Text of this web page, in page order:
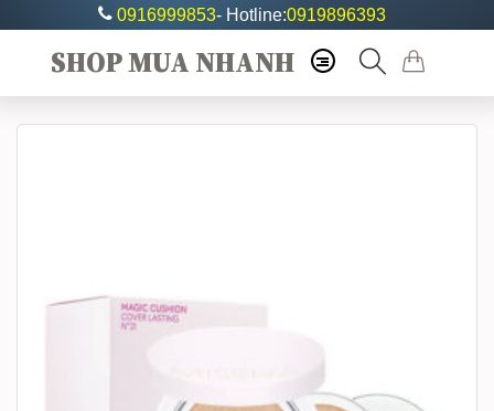
0916999853- Hotline:0919896393
SHOP MUA NHANH